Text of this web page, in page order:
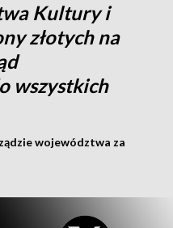
Kultury i
złotych na
wszystkich
województwa za